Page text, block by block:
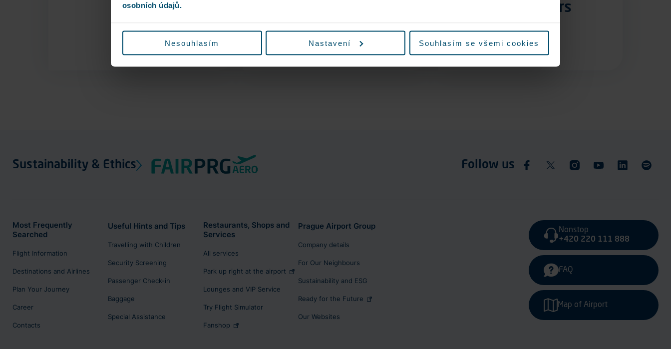
osobních údajů.
Nesouhlasím Nastavení Souhlasím se všemi cookies
For Shareholders
Sustainability & Ethics Follow us
Most Frequently
Searched
Flight Information
Destinations and Airlines
Plan Your Journey
Career
Contacts
Useful Hints and Tips
Travelling with Children
Security Screening
Passenger Check-in
Baggage
Special Assistance
Restaurants, Shops and
Services
All services
Park up right at the airport
Lounges and VIP Service
Try Flight Simulator
Fanshop
Prague Airport Group
Company details
For Our Neighbours
Sustainability and ESG
Ready for the Future
Our Websites
Nonstop
+420 220 111 888
FAQ
Map of Airport